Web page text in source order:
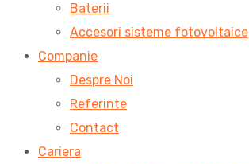
Baterii
Accesori sisteme fotovoltaice
Companie
Despre Noi
Referinte
Contact
Cariera